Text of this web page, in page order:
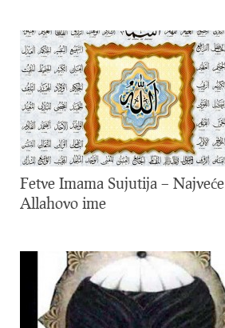
Fetve Imama Sujutija – Najveće
Allahovo ime